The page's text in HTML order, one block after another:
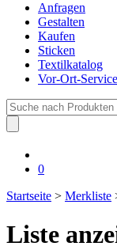
Anfragen
Gestalten
Kaufen
Sticken
Textilkatalog
Vor-Ort-Service
Suche
nach:
0
Startseite > Merkliste
Liste